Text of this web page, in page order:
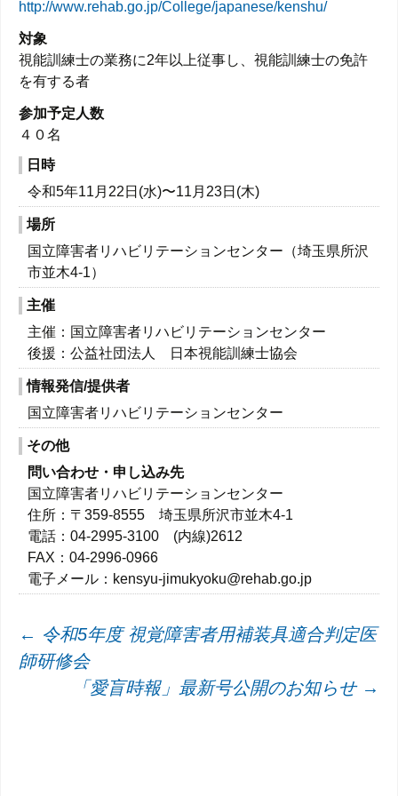
http://www.rehab.go.jp/College/japanese/kenshu/
対象
視能訓練士の業務に2年以上従事し、視能訓練士の免許
を有する者
参加予定人数
４０名
日時
令和5年11月22日(水)〜11月23日(木)
場所
国立障害者リハビリテーションセンター（埼玉県所沢
市並木4-1）
主催
主催：国立障害者リハビリテーションセンター
後援：公益社団法人 日本視能訓練士協会
情報発信/提供者
国立障害者リハビリテーションセンター
その他
問い合わせ・申し込み先
国立障害者リハビリテーションセンター
住所：〒359-8555 埼玉県所沢市並木4-1
電話：04-2995-3100 (内線)2612
FAX：04-2996-0966
電子メール：kensyu-jimukyoku@rehab.go.jp
投
稿
← 令和5年度 視覚障害者用補装具適合判定医
師研修会
「愛盲時報」最新号公開のお知らせ →